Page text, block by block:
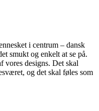
i centrum – dansk
smukt og enkelt at se på.
vores designs. Det skal
og det skal føles som